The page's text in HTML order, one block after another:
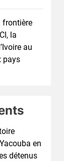
frontière
la
au
pays
en
détenus